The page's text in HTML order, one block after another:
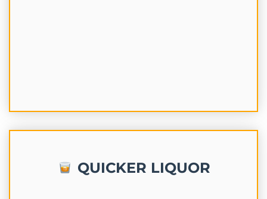
QUICKER LIQUOR